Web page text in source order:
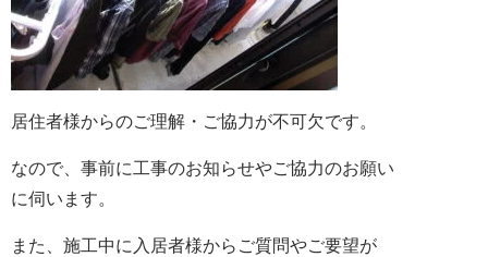
居住者様からのご理解・ご協力が不可欠です。
なので、事前に工事のお知らせやご協力のお願い
に伺います。
また、施工中に入居者様からご質問やご要望が